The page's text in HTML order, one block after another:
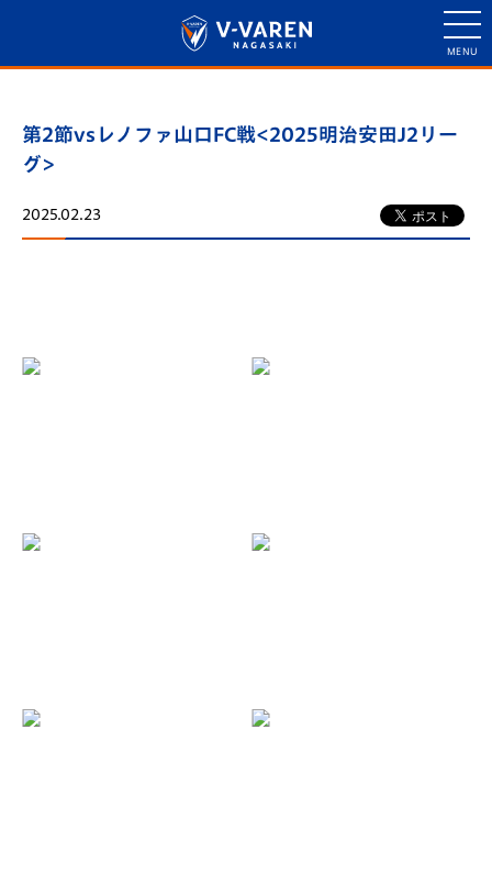
第2節vsレノファ山口FC戦<2025明治安田J2リー
グ>
2025.02.23